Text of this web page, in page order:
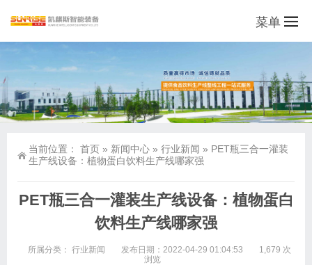
菜单
当前位置： 首页 » 新闻中心 » 行业新闻 » PET瓶三合一灌装
生产线设备：植物蛋白饮料生产线哪家强
PET瓶三合一灌装生产线设备：植物蛋白
饮料生产线哪家强
所属分类： 行业新闻 发布日期：2022-04-29 01:04:53
1,679 次
浏览